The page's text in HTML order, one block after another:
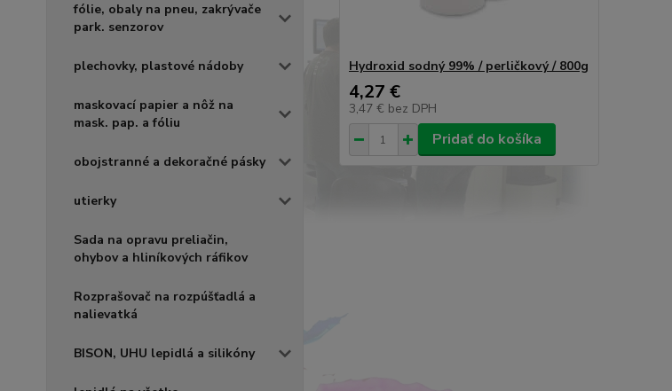
fólie, obaly na pneu, zakrývače
park. senzorov
plechovky, plastové nádoby
maskovací papier a nôž na
mask. pap. a fóliu
obojstranné a dekoračné pásky
utierky
Sada na opravu preliačin,
ohybov a hliníkových ráfikov
Rozprašovač na rozpúšťadlá a
nalievatká
BISON, UHU lepidlá a silikóny
Hydroxid sodný 99% / perličkový / 800g
4,27 €
3,47 € bez DPH
Pridať do košíka